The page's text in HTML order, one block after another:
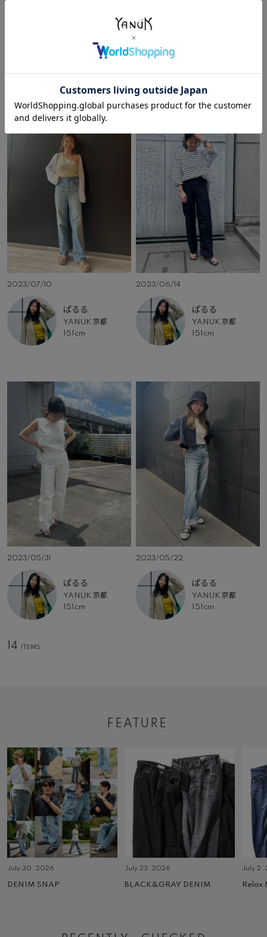
YANUK 京都
2023/07/10
ぱるる
YANUK 京都
151cm
2023/06/14
ぱるる
YANUK 京都
151cm
2023/05/31
ぱるる
YANUK 京都
151cm
2023/05/22
ぱるる
YANUK 京都
151cm
14
FEATURE
July 30 ,2026
DENIM SNAP
July 23 ,2026
BLACK&GRAY DENIM
July 2
Relax